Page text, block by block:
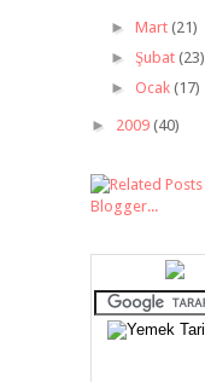
► Mart (21)
► Şubat (23)
► Ocak (17)
► 2009 (40)